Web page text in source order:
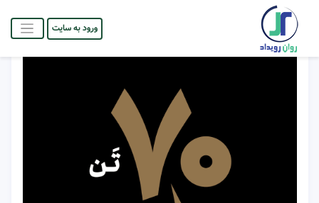
ورود به سایت